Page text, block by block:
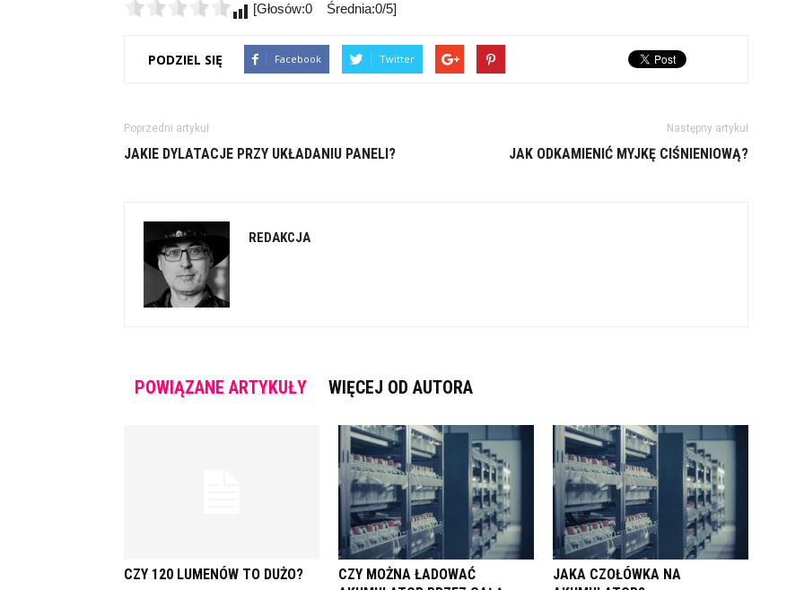
[Głosów:0 Średnia:0/5]
PODZIEL SIĘ Facebook Twitter
Poprzedni artykuł
JAKIE DYLATACJE PRZY UKŁADANIU PANELI?
Następny artykuł
JAK ODKAMIENIĆ MYJKĘ CIŚNIENIOWĄ?
REDAKCJA
POWIĄZANE ARTYKUŁY WIĘCEJ OD AUTORA
CZY 120 LUMENÓW TO DUŻO?
CZY MOŻNA ŁADOWAĆ
JAKA CZOŁÓWKA NA